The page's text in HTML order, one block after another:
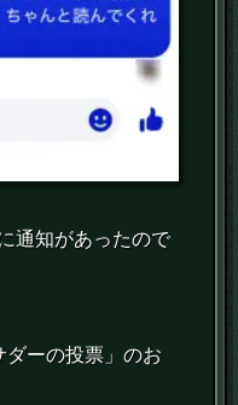
通知があったので
ダーの投票」のお